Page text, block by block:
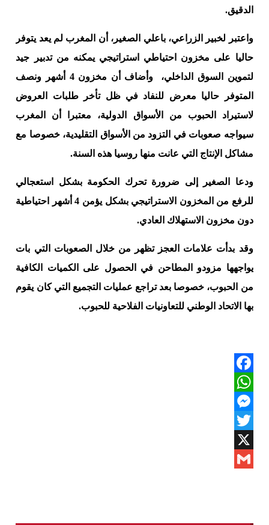
الدقيق.
واعتبر لخبير الزراعي، باعلي الصغير، أن المغرب لم يعد يتوفر
حاليا على مخزون احتياطي استراتيجي يمكنه من تدبير جيد
لتموين السوق الداخلي، وأضاف أن مخزون 4 أشهر ونصف
المتوفر حاليا معرض للنفاد في ظل تأخر طلبات العروض
لاستيراد الحبوب من الأسواق الدولية، معتبرا أن المغرب
سيواجه صعوبات في التزود من الأسواق التقليدية، خصوصا مع
مشاكل الإنتاج التي عانت منها روسيا هذه السنة.
ودعا الصغير إلى ضرورة تحرك الحكومة بشكل استعجالي
للرفع من المخزون الاستراتيجي بشكل يؤمن 4 أشهر احتياطية
دون مخزون الاستهلاك العادي.
وقد بدأت علامات العجز تظهر من خلال الصعوبات التي بات
يواجهها مزودو المطاحن في الحصول على الكميات الكافية
من الحبوب، خصوصا بعد تراجع عمليات التجميع التي كان يقوم
بها الاتحاد الوطني للتعاونيات الفلاحية للحبوب.
Facebook
WhatsApp
Messenger
Twitter
X